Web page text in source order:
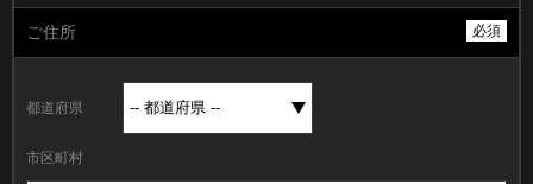
ご住所 必須
都道府県
市区町村